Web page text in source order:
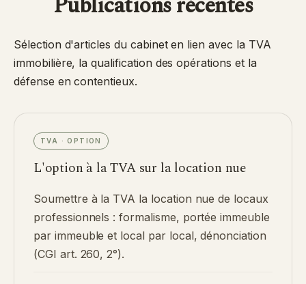
Sélection d'articles du cabinet en lien avec la TVA
immobilière, la qualification des opérations et la
défense en contentieux.
TVA · OPTION
L'option à la TVA sur la location nue
Soumettre à la TVA la location nue de locaux
professionnels : formalisme, portée immeuble
par immeuble et local par local, dénonciation
(CGI art. 260, 2°).